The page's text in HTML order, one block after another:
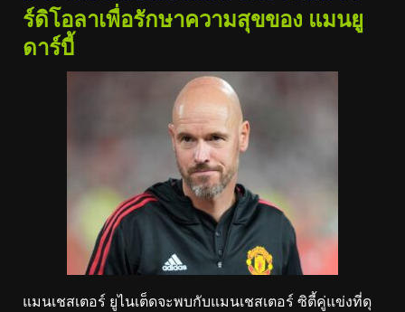
ร์ดิโอลาเพื่อรักษาความสุขของ แมนยู
ดาร์บี้
แมนเชสเตอร์ ยูไนเต็ดจะพบกับแมนเชสเตอร์ ซิตี้คู่แข่งที่ดุ